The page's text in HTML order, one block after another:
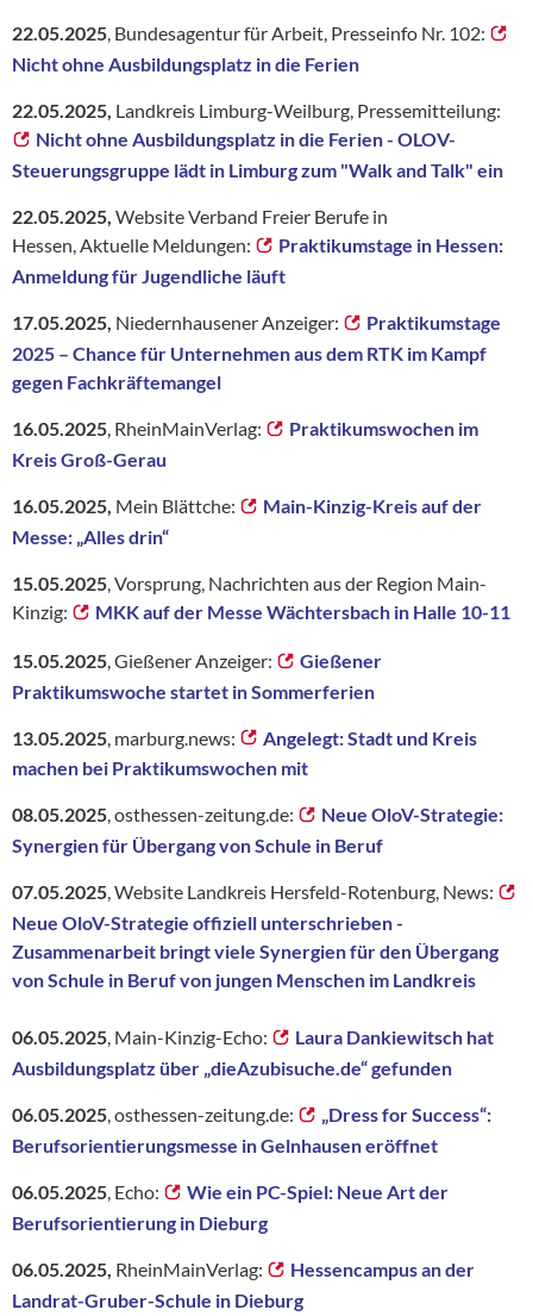
22.05.2025, Bundesagentur für Arbeit, Presseinfo Nr. 102:
Nicht ohne Ausbildungsplatz in die Ferien
22.05.2025, Landkreis Limburg-Weilburg, Pressemitteilung:
Nicht ohne Ausbildungsplatz in die Ferien - OLOV-
Steuerungsgruppe lädt in Limburg zum "Walk and Talk" ein
22.05.2025, WebsiteVerband Freier Berufe in
Hessen,Aktuelle Meldungen:
Praktikumstage in Hessen:
Anmeldung für Jugendliche läuft
17.05.2025, Niedernhausener Anzeiger:
Praktikumstage
2025 – Chance für Unternehmen aus dem RTK im Kampf
gegen Fachkräftemangel
16.05.2025, RheinMainVerlag:
Praktikumswochen im
Kreis Groß-Gerau
16.05.2025, Mein Blättche:
Main-Kinzig-Kreis auf der
Messe: „Alles drin“
15.05.2025 , Vorsprung, Nachrichten aus der Region Main-
Kinzig:
MKK auf der Messe Wächtersbach in Halle 10-11
15.05.2025 , Gießener Anzeiger:
Gießener
Praktikumswoche startet in Sommerferien
13.05.2025 , marburg.news:
Angelegt: Stadt und Kreis
machen bei Praktikumswochen mit
08.05.2025, osthessen-zeitung.de:
Neue OloV-Strategie:
Synergien für Übergang von Schule in Beruf
07.05.2025, Website Landkreis Hersfeld-Rotenburg, News:
Neue OloV-Strategie offiziell unterschrieben -
Zusammenarbeit bringt viele Synergien für den Übergang
von Schule in Beruf von jungen Menschen im Landkreis
06.05.2025, Main-Kinzig-Echo:
Laura Dankiewitsch hat
Ausbildungsplatz über „dieAzubisuche.de“ gefunden
06.05.2025, osthessen-zeitung.de:
„Dress for Success“:
Berufsorientierungsmesse in Gelnhausen eröffnet
06.05.2025, Echo:
Wie ein PC-Spiel: Neue Art der
Berufsorientierung in Dieburg
06.05.2025, RheinMainVerlag:
Hessencampus an der
Landrat-Gruber-Schule in Dieburg